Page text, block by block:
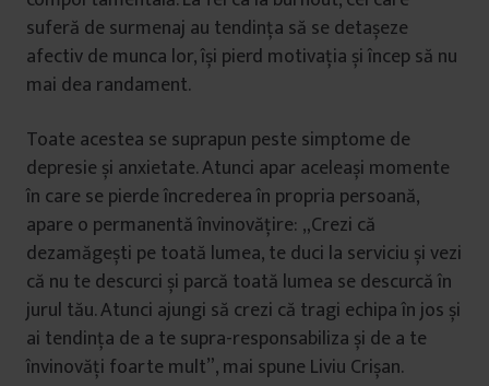
suferă de surmenaj au tendința să se detașeze
afectiv de munca lor, își pierd motivația și încep să nu
mai dea randament.
Toate acestea se suprapun peste simptome de
depresie și anxietate. Atunci apar aceleași momente
în care se pierde încrederea în propria persoană,
apare o permanentă învinovățire: „Crezi că
dezamăgești pe toată lumea, te duci la serviciu și vezi
că nu te descurci și parcă toată lumea se descurcă în
jurul tău. Atunci ajungi să crezi că tragi echipa în jos și
ai tendința de a te supra-responsabiliza și de a te
învinovăți foarte mult”, mai spune Liviu Crișan.